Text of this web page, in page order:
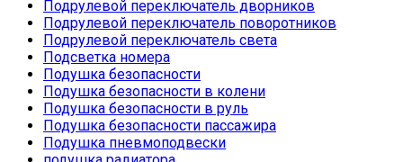
Подрулевой переключатель дворников
Подрулевой переключатель поворотников
Подрулевой переключатель света
Подсветка номера
Подушка безопасности
Подушка безопасности в колени
Подушка безопасности в руль
Подушка безопасности пассажира
Подушка пневмоподвески